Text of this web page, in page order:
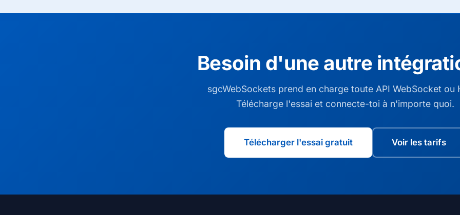
Besoin d'une autre
sgcWebSockets prend en charge toute API WebSocket ou
Télécharge l'essai et connecte-toi à n'importe quoi.
Télécharger l'essai gratuit Voir les tarifs